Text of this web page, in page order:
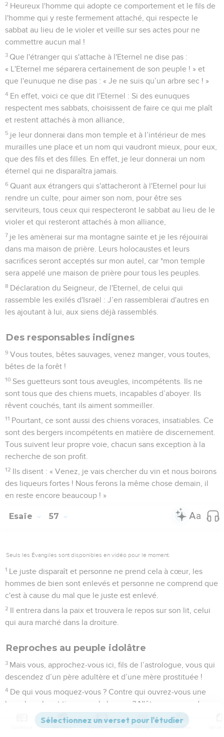
2 Heureux l'homme qui adopte ce comportement et le fils de
l'homme qui y reste fermement attaché, qui respecte le
sabbat au lieu de le violer et veille sur ses actes pour ne
commettre aucun mal !
3 Que l'étranger qui s'attache à l'Eternel ne dise pas :
« L'Eternel me séparera certainement de son peuple ! » et
que l'eunuque ne dise pas : « Je ne suis qu’un arbre sec ! »
4 En effet, voici ce que dit l'Eternel : Si des eunuques
respectent mes sabbats, choisissent de faire ce qui me plaît
et restent attachés à mon alliance,
5 je leur donnerai dans mon temple et à l’intérieur de mes
murailles une place et un nom qui vaudront mieux, pour eux,
que des fils et des filles. En effet, je leur donnerai un nom
éternel qui ne disparaîtra jamais.
6 Quant aux étrangers qui s'attacheront à l'Eternel pour lui
rendre un culte, pour aimer son nom, pour être ses
serviteurs, tous ceux qui respecteront le sabbat au lieu de le
violer et qui resteront attachés à mon alliance,
7 je les amènerai sur ma montagne sainte et je les réjouirai
dans ma maison de prière. Leurs holocaustes et leurs
sacrifices seront acceptés sur mon autel, car *mon temple
sera appelé une maison de prière pour tous les peuples.
8 Déclaration du Seigneur, de l'Eternel, de celui qui
rassemble les exilés d'Israël : J’en rassemblerai d'autres en
les ajoutant à lui, aux siens déjà rassemblés.
Des responsables indignes
9 Vous toutes, bêtes sauvages, venez manger, vous toutes,
bêtes de la forêt !
10 Ses guetteurs sont tous aveugles, incompétents. Ils ne
sont tous que des chiens muets, incapables d’aboyer. Ils
rêvent couchés, tant ils aiment sommeiller.
11 Pourtant, ce sont aussi des chiens voraces, insatiables. Ce
sont des bergers incompétents en matière de discernement.
Tous suivent leur propre voie, chacun sans exception à la
recherche de son profit.
12 Ils disent : « Venez, je vais chercher du vin et nous boirons
des liqueurs fortes ! Nous ferons la même chose demain, il
en reste encore beaucoup ! »
Esaïe 57
Seuls les Évangiles sont disponibles en vidéo pour le moment.
1 Le juste disparaît et personne ne prend cela à cœur, les
hommes de bien sont enlevés et personne ne comprend que
c'est à cause du mal que le juste est enlevé.
2 Il entrera dans la paix et trouvera le repos sur son lit, celui
qui aura marché dans la droiture.
Reproches au peuple idolâtre
3 Mais vous, approchez-vous ici, fils de l’astrologue, vous qui
descendez d’un père adultère et d’une mère prostituée !
4 De qui vous moquez-vous ? Contre qui ouvrez-vous une
large bouche et tirez-vous la langue ? N'êtes-vous pas des
enfants désobéissants, une famille de menteurs ?
Vous brûlez de désir près des térébinthes, sous tout arbre
Versions Commentaires Strong